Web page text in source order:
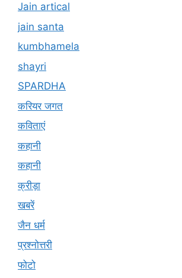
Jain artical
jain santa
kumbhamela
shayri
SPARDHA
करियर जगत
कविताएं
कहानी
कहानी
क्रीड़ा
खबरें
जैन धर्म
प्रश्नोत्तरी
फोटो